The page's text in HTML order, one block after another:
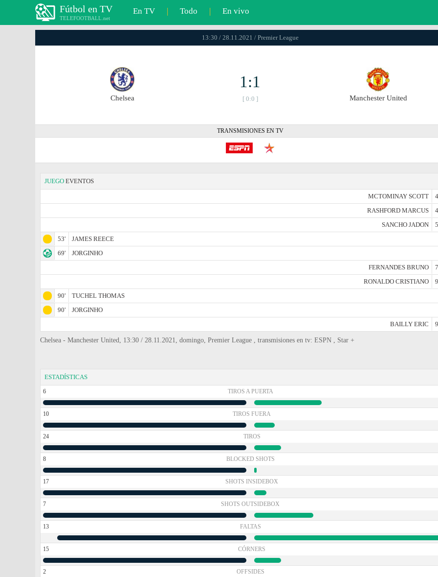
Fútbol en TV
TELEFOOTBALL.net
En TV | Todo | En vivo
13:30 / 28.11.2021 / Premier League
Chelsea
1:1
[ 0:0 ] Manchester United
TRANSMISIONES EN TV
JUEGO EVENTOS
MCTOMINAY SCOTT
RASHFORD MARCUS
SANCHO JADON
53'
JAMES REECE
69'
JORGINHO
FERNANDES BRUNO
RONALDO CRISTIANO
90'
TUCHEL THOMAS
90'
JORGINHO
BAILLY ERIC
Chelsea - Manchester United, 13:30 / 28.11.2021, domingo, Premier League , transmisiones en tv: ESPN , Star +
ESTADÍSTICAS
6 TIROS A PUERTA
10 TIROS FUERA
24 TIROS
8 BLOCKED SHOTS
17 SHOTS INSIDEBOX
7 SHOTS OUTSIDEBOX
13 FALTAS
15 CÓRNERS
2 OFFSIDES